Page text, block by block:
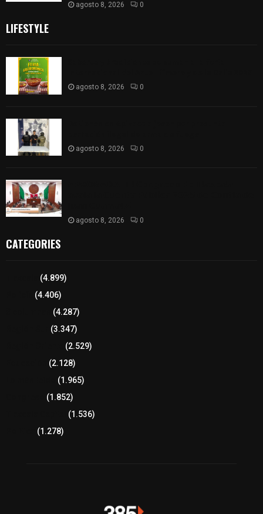
agosto 8, 2026 0
LIFESTYLE
agosto 8, 2026 0
agosto 8, 2026 0
agosto 8, 2026 0
CATEGORIES
(4.899)
(4.406)
(4.287)
(3.347)
(2.529)
(2.128)
(1.965)
(1.852)
(1.536)
(1.278)